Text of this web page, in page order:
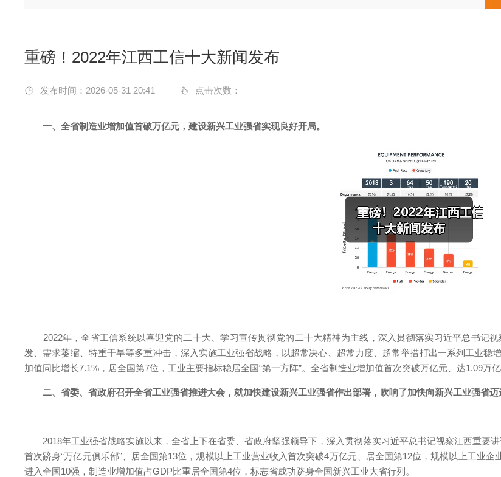
重磅！2022年江西工信十大新闻发布
发布时间：2026-05-31 20:41 点击次数：
一、全省制造业增加值首破万亿元， 建设新兴工业强省实现良好开局。
2022年，全省工信系统以喜迎党的二十大、学习宣传贯彻党的二十大精神为主线，深入贯彻落实习近平总书记视
发、需求萎缩、特重干旱等多重冲击，深入实施工业强省战略，以超常决心、超常力度、超常举措打出一系列工业稳
加值同比增长7.1%，居全国第7位，工业主要指标稳居全国“第一方阵”。全省制造业增加值首次突破万亿元、达1.09万亿
二、省委、省政府召开全省工业强省推进大会，就加快建设新兴工业强省作出部署，吹响了加快向新兴工业强省迈
2018年工业强省战略实施以来，全省上下在省委、省政府坚强领导下，深入贯彻落实习近平总书记视察江西重要
首次跻身“万亿元俱乐部”、居全国第13位，规模以上工业营业收入首次突破4万亿元、居全国第12位，规模以上工业
进入全国10强，制造业增加值占GDP比重居全国第4位，标志省成功跻身全国新兴工业大省行列。